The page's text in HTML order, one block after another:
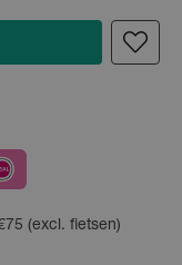
(excl. fietsen)